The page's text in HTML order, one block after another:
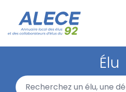
Élu